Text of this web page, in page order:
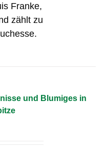
Franke,
zählt zu
und Blumiges in